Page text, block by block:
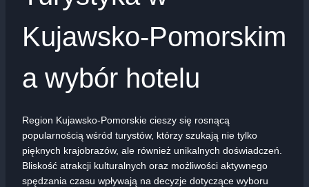
Kujawsko-Pomorskim
a wybór hotelu
Region Kujawsko-Pomorskie cieszy się rosnącą
popularnością wśród turystów, którzy szukają nie tylko
pięknych krajobrazów, ale również unikalnych doświadczeń.
Bliskość atrakcji kulturalnych oraz możliwości aktywnego
spędzania czasu wpływają na decyzje dotyczące wyboru